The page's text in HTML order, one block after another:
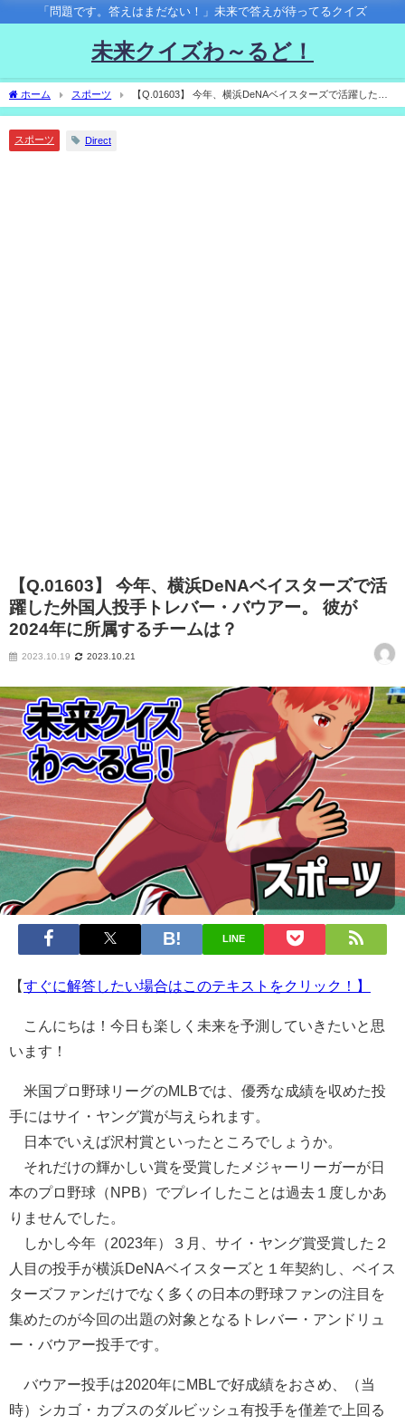
「問題です。答えはまだない！」未来で答えが待ってるクイズ
未来クイズわ～るど！
ホーム スポーツ
【Q.01603】 今年、横浜DeNAベイスターズで活躍した外
国人投手トレバー・バウアー。 彼が2024年に所属するチームは？
スポーツ Direct
【Q.01603】 今年、横浜DeNAベイスターズで活
躍した外国人投手トレバー・バウアー。 彼が
2024年に所属するチームは？
2023.10.19 2023.10.21
LINE
【すぐに解答したい場合はこのテキストをクリック！】
こんにちは！今日も楽しく未来を予測していきたいと思
います！
米国プロ野球リーグのMLBでは、優秀な成績を収めた投
手にはサイ・ヤング賞が与えられます。
日本でいえば沢村賞といったところでしょうか。
それだけの輝かしい賞を受賞したメジャーリーガーが日
本のプロ野球（NPB）でプレイしたことは過去１度しかあ
りませんでした。
しかし今年（2023年）３月、サイ・ヤング賞受賞した２
人目の投手が横浜DeNAベイスターズと１年契約し、ベイス
ターズファンだけでなく多くの日本の野球ファンの注目を
集めたのが今回の出題の対象となるトレバー・アンドリュ
ー・バウアー投手です。
バウアー投手は2020年にMBLで好成績をおさめ、（当
時）シカゴ・カブスのダルビッシュ有投手を僅差で上回る